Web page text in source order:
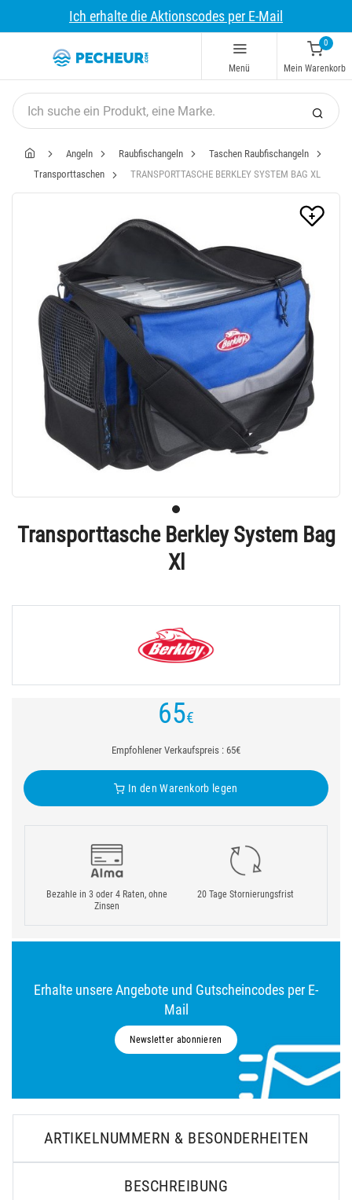
Ich erhalte die Aktionscodes per E-Mail
Menü
0
Mein Warenkorb
Angeln Raubfischangeln
Taschen Raubfischangeln
Transporttaschen
TRANSPORTTASCHE BERKLEY SYSTEM BAG XL
Transporttasche Berkley System Bag
Xl
65€
Empfohlener Verkaufspreis : 65€
In den Warenkorb legen
Bezahle in 3 oder 4 Raten, ohne
Zinsen
20 Tage Stornierungsfrist
Erhalte unsere Angebote und Gutscheincodes per E-
Mail
Newsletter abonnieren
ARTIKELNUMMERN & BESONDERHEITEN
BESCHREIBUNG